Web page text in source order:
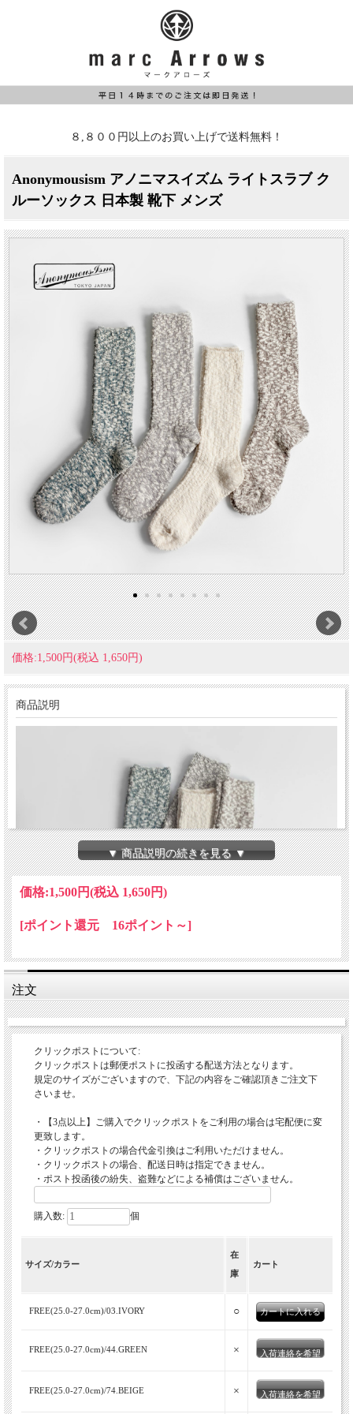
８,８００円以上のお買い上げで送料無料！
Anonymousism アノニマスイズム ライトスラブ ク
ルーソックス 日本製 靴下 メンズ
価格:1,500円(税込 1,650円)
商品説明
▼ 商品説明の続きを見る ▼
価格:1,500円(税込 1,650円)
[ポイント還元 16ポイント～]
注文
クリックポストについて:
クリックポストは郵便ポストに投函する配送方法となります。
規定のサイズがございますので、下記の内容をご確認頂きご注文下
さいませ。
・【3点以上】ご購入でクリックポストをご利用の場合は宅配便に変
更致します。
・クリックポストの場合代金引換はご利用いただけません。
・クリックポストの場合、配送日時は指定できません。
・ポスト投函後の紛失、盗難などによる補償はございません。
購入数: 個
サイズ/カラー
在
庫
カート
FREE(25.0-27.0cm)/03.IVORY ○
FREE(25.0-27.0cm)/44.GREEN × 入荷連絡を希望
FREE(25.0-27.0cm)/74.BEIGE × 入荷連絡を希望